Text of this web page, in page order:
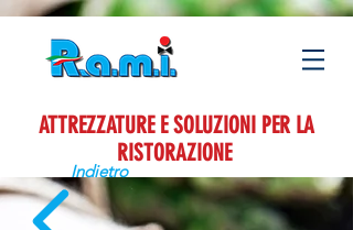
ATTREZZATURE E SOLUZIONI PER LA
RISTORAZIONE
Indietro